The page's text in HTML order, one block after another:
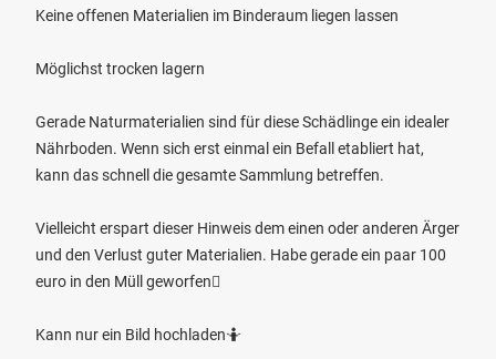
Keine offenen Materialien im Binderaum liegen lassen
Möglichst trocken lagern
Gerade Naturmaterialien sind für diese Schädlinge ein idealer
Nährboden. Wenn sich erst einmal ein Befall etabliert hat,
kann das schnell die gesamte Sammlung betreffen.
Vielleicht erspart dieser Hinweis dem einen oder anderen Ärger
und den Verlust guter Materialien. Habe gerade ein paar 100
euro in den Müll geworfen🫩
Kann nur ein Bild hochladen🤷